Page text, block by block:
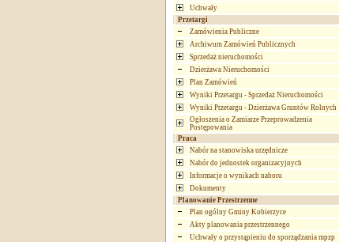
Uchwały
Przetargi
Zamówienia Publiczne
Archiwum Zamówień Publicznych
Sprzedaż nieruchomości
Dzierżawa Nieruchomości
Plan Zamówień
Wyniki Przetargu - Sprzedaż Nieruchomości
Wyniki Przetargu - Dzierżawa Gruntów Rolnych
Ogłoszenia o Zamiarze Przeprowadzenia
Postępowania
Praca
Nabór na stanowiska urzędnicze
Nabór do jednostek organizacyjnych
Informacje o wynikach naboru
Dokumenty
Planowanie Przestrzenne
Plan ogólny Gminy Kobierzyce
Akty planowania przestrzennego
Uchwały o przystąpieniu do sporządzania mpzp